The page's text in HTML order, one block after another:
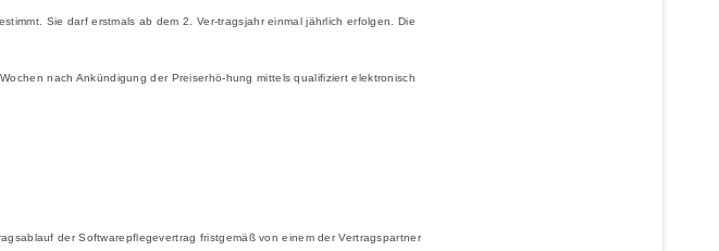
Sie darf erstmals ab dem 2. Ver-tragsjahr einmal jährlich erfolgen. Die
nach Ankündigung der Preiserhö-hung mittels qualifiziert elektronisch
der Softwarepflegevertrag fristgemäß von einem der Vertragspartner